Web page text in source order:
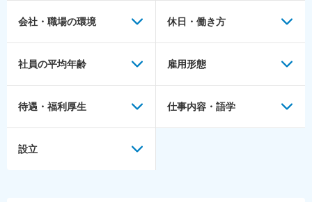
会社・職場の環境 休日・働き方
社員の平均年齢 雇用形態
待遇・福利厚生 仕事内容・語学
設立